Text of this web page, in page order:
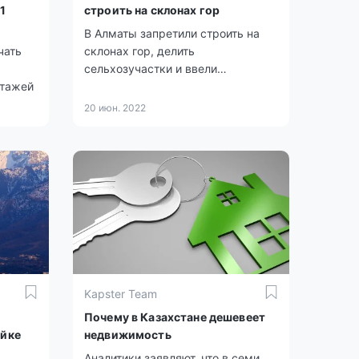
строить на склонах гор
В Алматы запретили строить на
склонах гор, делить
сельхозучастки и ввели
Маслихат города поддержал
20 июн. 2022
Kapster Team
Почему в Казахстане дешевеет
недвижимость